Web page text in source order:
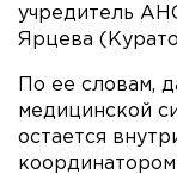
учредитель
Ярцева
По ее словам,
медицинской
остается